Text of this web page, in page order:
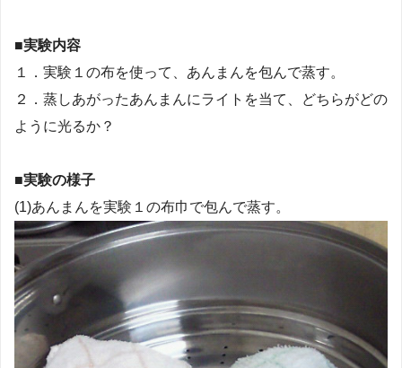
■実験内容
１．実験１の布を使って、あんまんを包んで蒸す。
２．蒸しあがったあんまんにライトを当て、どちらがどの
ように光るか？
■実験の様子
(1)あんまんを実験１の布巾で包んで蒸す。